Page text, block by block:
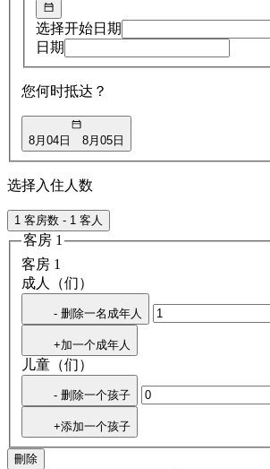
选择开始日期
日期
您何时抵达？
8月04日 8月05日
选择入住人数
1 客房数 - 1 客人
客房 1
客房 1
成人（们）
- 删除一名成年人
+加一个成年人
儿童（们）
- 删除一个孩子
+添加一个孩子
刪除